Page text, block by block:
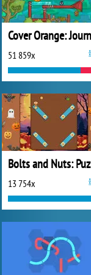
51 859x
13 754x